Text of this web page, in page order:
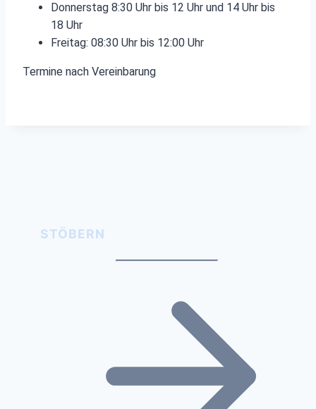
Donnerstag 8:30 Uhr bis 12 Uhr und 14 Uhr bis
18 Uhr
Freitag: 08:30 Uhr bis 12:00 Uhr
Termine nach Vereinbarung
STÖBERN